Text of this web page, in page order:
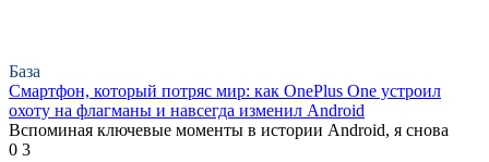
База
Смартфон, который потряс мир: как OnePlus One устроил
охоту на флагманы и навсегда изменил Android
Вспоминая ключевые моменты в истории Android, я снова
0 3